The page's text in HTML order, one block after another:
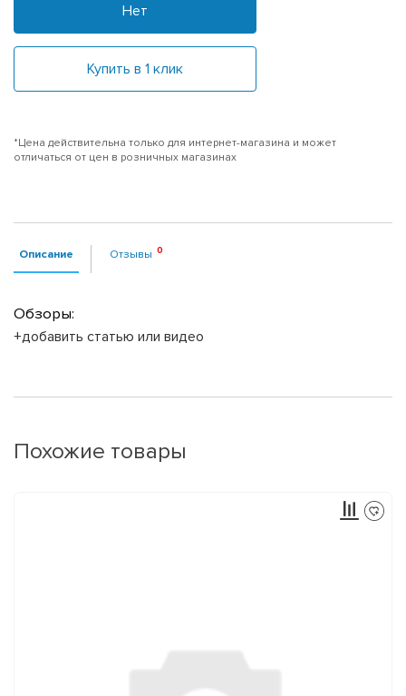
Нет
Купить в 1 клик
*Цена действительна только для интернет-магазина и может
отличаться от цен в розничных магазинах
Описание Отзывы
Обзоры:
+добавить статью или видео
Похожие товары